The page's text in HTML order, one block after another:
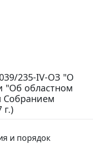
235-IV-ОЗ "О
"Об областном
Собранием
и порядок